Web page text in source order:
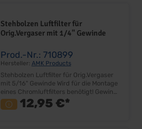
Stehbolzen Luftfilter für
Orig.Vergaser mit 1/4" Gewinde
Prod.-Nr.: 710899
Hersteller: AMK Products
Stehbolzen Luftfilter für Orig.Vergaser
mit 5/16" Gewinde Wird für die Montage
eines Chromluftfilters benötigt! Gewinde
für Vergaser 1/4" (6,35mm), Länge:
45mm Gewinde für Luftfilter 1/4" 12,95 €*